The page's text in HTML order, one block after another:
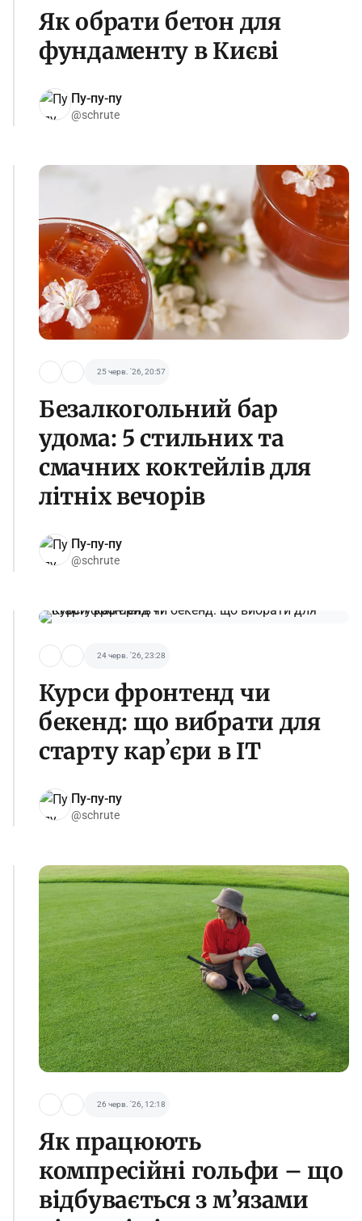
Як обрати бетон для
фундаменту в Києві
Пу-пу-пу
@schrute
25 черв. '26, 20:57
Безалкогольний бар
удома: 5 стильних та
смачних коктейлів для
літніх вечорів
Пу-пу-пу
@schrute
24 черв. '26, 23:28
Курси фронтенд чи
бекенд: що вибрати для
старту карʼєри в IT
Пу-пу-пу
@schrute
26 черв. '26, 12:18
Як працюють
компресійні гольфи – що
відбувається з м’язами